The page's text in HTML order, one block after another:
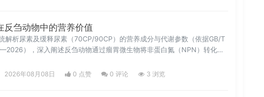
反刍动物中的营养价值
解析尿素及缓释尿素（70CP/90CP）的营养成分与代谢参数（依据GB/T
），深入阐述反刍动物通过瘤胃微生物将非蛋白氮（NPN）转化为
及关键注意事项（如硫营养平衡、高产奶牛慎用等）；并总结影响NPN利用
2026年08月08日 0 点赞 0 评论 3 浏览